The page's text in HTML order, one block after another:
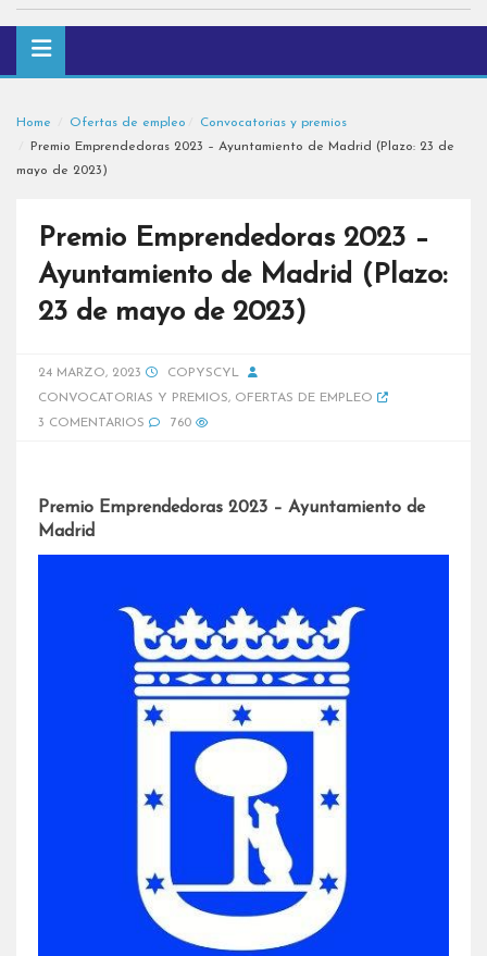
Home Ofertas de empleo
Convocatorias y premios
Premio Emprendedoras 2023 – Ayuntamiento de Madrid (Plazo: 23 de
mayo de 2023)
Premio Emprendedoras 2023 –
Ayuntamiento de Madrid (Plazo:
23 de mayo de 2023)
24 MARZO, 2023
COPYSCYL
CONVOCATORIAS Y PREMIOS, OFERTAS DE EMPLEO
3 COMENTARIOS
760
Premio Emprendedoras 2023 – Ayuntamiento de
Madrid